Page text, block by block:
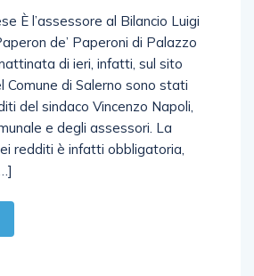
È l’assessore al Bilancio Luigi
de’ Paperoni di Palazzo
di ieri, infatti, sul sito
Comune di Salerno sono stati
del sindaco Vincenzo Napoli,
e degli assessori. La
redditi è infatti obbligatoria,